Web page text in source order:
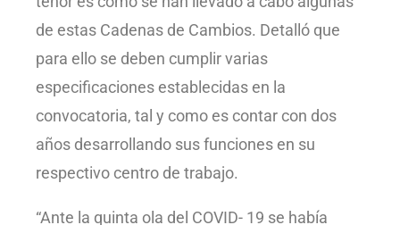
de estas Cadenas de Cambios. Detalló que
para ello se deben cumplir varias
especificaciones establecidas en la
convocatoria, tal y como es contar con dos
años desarrollando sus funciones en su
respectivo centro de trabajo.
“Ante la quinta ola del COVID- 19 se había